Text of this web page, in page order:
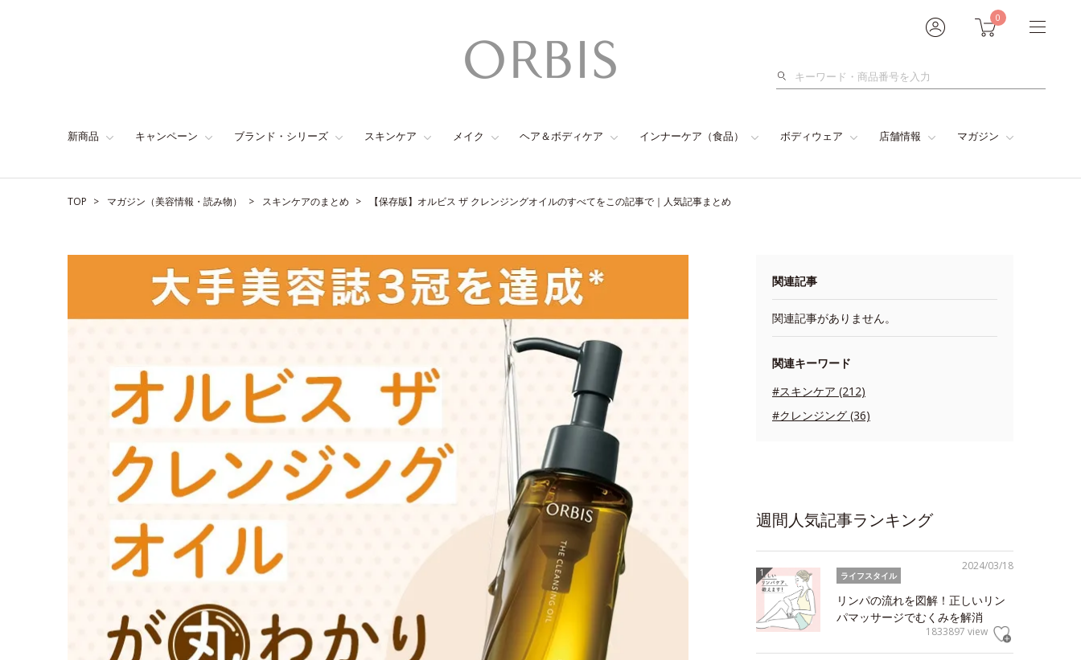
0
検
新商品 キャンペーン ブランド・シリーズ スキンケア メイク ヘア＆ボディケア インナーケア（食品） ボディウェア 店舗情報 マガジン
TOP マガジン（美容情報・読み物） スキンケアのまとめ 【保存版】オルビス ザ クレンジングオイルのすべてをこの記事で｜人気記事まとめ
関連記事
関連記事がありません。
関連キーワード
#スキンケア (212)
#クレンジング (36)
週間人気記事ランキング
2024/03/18
ライフスタイル
リンパの流れを図解！正しいリン
パマッサージでむくみを解消
1833897 view